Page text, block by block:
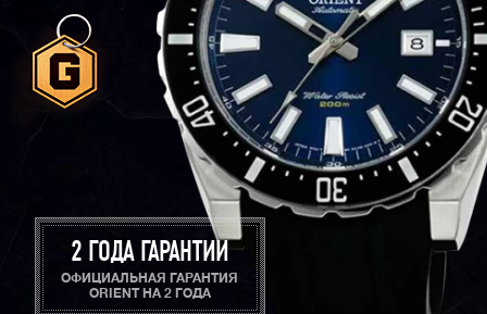
2 ГОДА ГАРАНТИИ
ОФИЦИАЛЬНАЯ ГАРАНТИЯ
ORIENT НА 2 ГОДА